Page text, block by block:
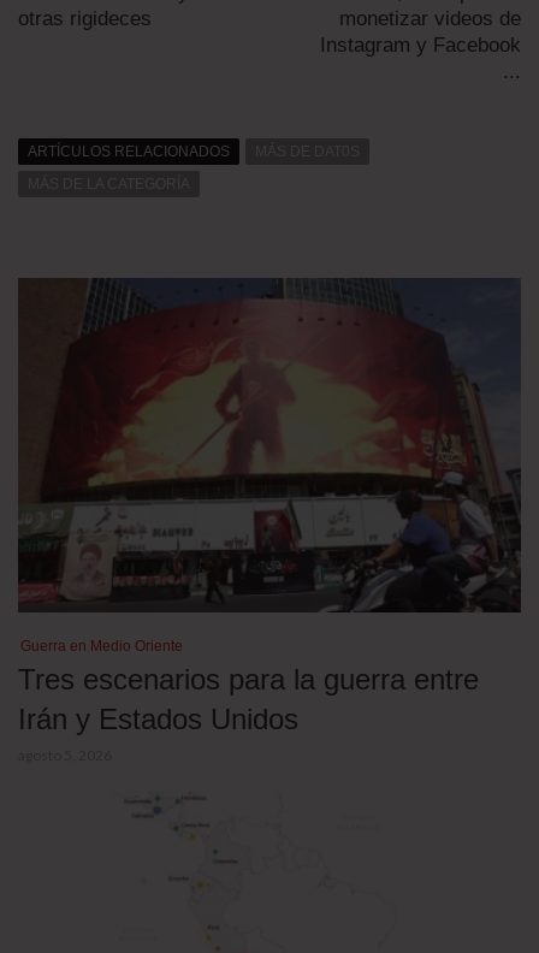
otras rigideces
monetizar videos de
Instagram y Facebook
...
ARTÍCULOS RELACIONADOS
Guerra en Medio Oriente
Tres escenarios para la guerra entre
Irán y Estados Unidos